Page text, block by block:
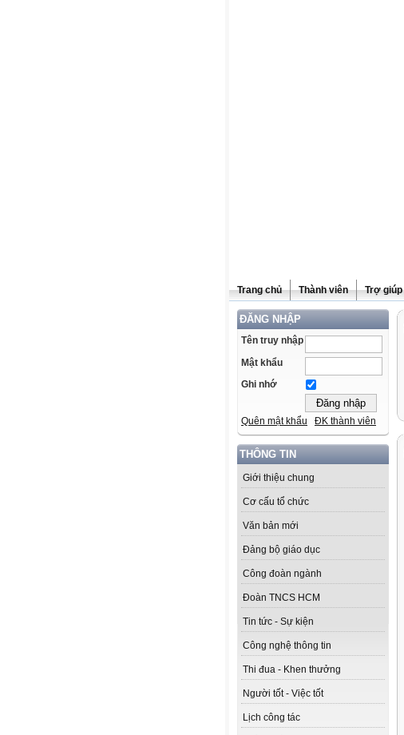
Trang chủ Thành viên Trợ giúp
ĐĂNG NHẬP
Tên truy nhập
Mật khẩu
Ghi nhớ
Quên mật khẩu ĐK thành viên
THÔNG TIN
Giới thiệu chung
Cơ cấu tổ chức
Văn bản mới
Đảng bộ giáo dục
Công đoàn ngành
Đoàn TNCS HCM
Tin tức - Sự kiện
Công nghệ thông tin
Thi đua - Khen thưởng
Người tốt - Việc tốt
Lịch công tác